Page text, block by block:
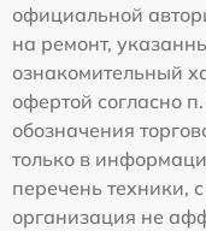
официальной
на ремонт,
ознакомительный
офертой согласно
обозначения
только в
перечень техники,
организация не